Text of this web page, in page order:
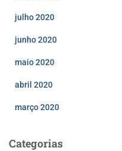
julho 2020
junho 2020
maio 2020
abril 2020
março 2020
Categorias